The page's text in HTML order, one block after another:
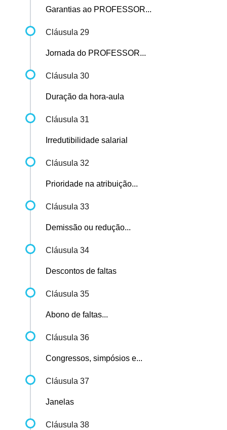
Garantias ao PROFESSOR...
Cláusula 29
Jornada do PROFESSOR...
Cláusula 30
Duração da hora-aula
Cláusula 31
Irredutibilidade salarial
Cláusula 32
Prioridade na atribuição...
Cláusula 33
Demissão ou redução...
Cláusula 34
Descontos de faltas
Cláusula 35
Abono de faltas...
Cláusula 36
Congressos, simpósios e...
Cláusula 37
Janelas
Cláusula 38